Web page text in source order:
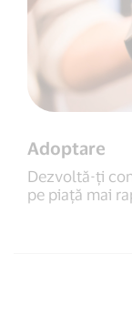
Adoptare
Dezvoltă-ți
pe piață mai